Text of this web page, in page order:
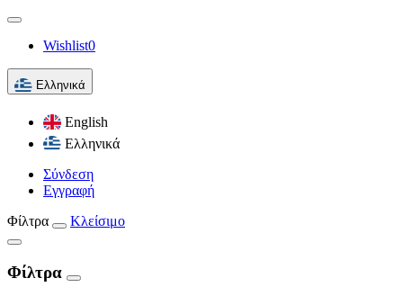
Wishlist0
Ελληνικά
English
Ελληνικά
Σύνδεση
Εγγραφή
Φίλτρα
Κλείσιμο
Φίλτρα